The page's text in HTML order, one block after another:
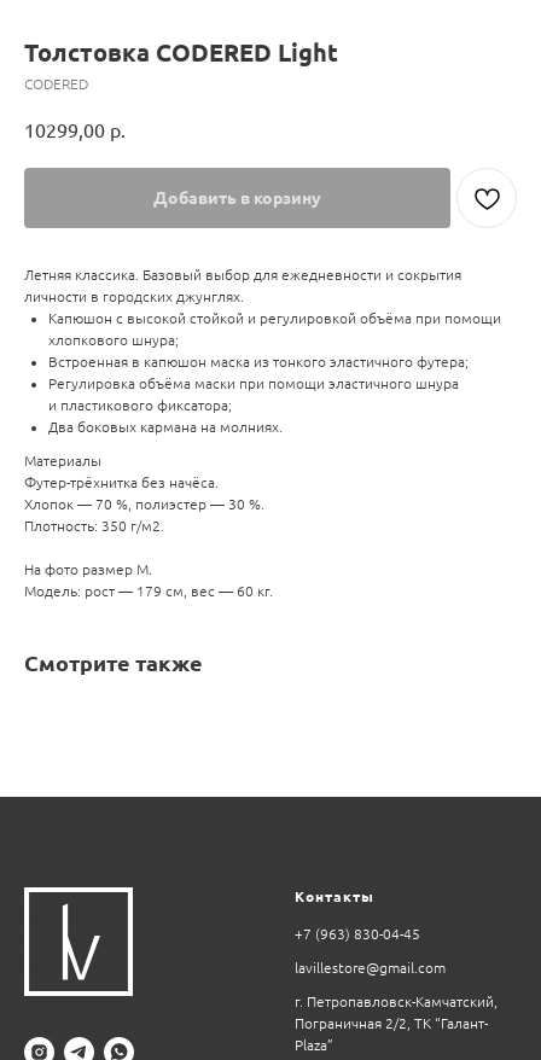
Толстовка CODERED Light
CODERED
10299,00 р.
Добавить в корзину
Летняя классика. Базовый выбор для ежедневности и сокрытия
личности в городских джунглях.
Капюшон с высокой стойкой и регулировкой объёма при помощи
хлопкового шнура;
Встроенная в капюшон маска из тонкого эластичного футера;
Регулировка объёма маски при помощи эластичного шнура
и пластикового фиксатора;
Два боковых кармана на молниях.
Материалы
Футер-трёхнитка без начёса.
Хлопок — 70 %, полиэстер — 30 %.
Плотность: 350 г/м2.
На фото размер М.
Модель: рост — 179 см, вес — 60 кг.
Смотрите также
Контакты
+7 (963) 830-04-45
lavillestore@gmail.com
г. Петропавловск-Камчатский,
Пограничная 2/2, ТК “Галант-
Plaza”